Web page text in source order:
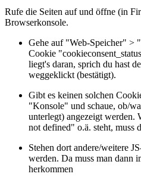
Rufe die Seiten auf und öffne (in
Browserkonsole.
Gehe auf "Web-Speicher" >
Cookie
liegt's daran, sprich du hast
weggeklickt (bestätigt).
Gibt es keinen solchen
"Konsole" und schaue, ob/
unterlegt) angezeigt
not defined" o.ä. steht, muss
Stehen dort andere/weitere
werden. Da muss man dann
herkommen